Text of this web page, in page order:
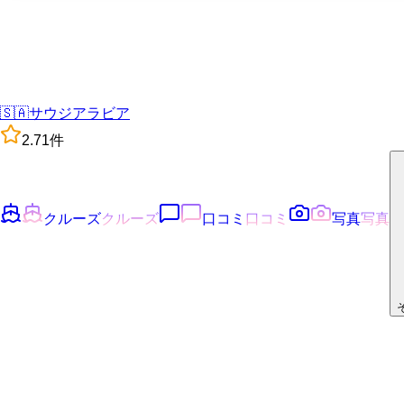
🇸🇦サウジアラビア
2.71件
クルーズクルーズ 口コミ 口コミ 写真写真